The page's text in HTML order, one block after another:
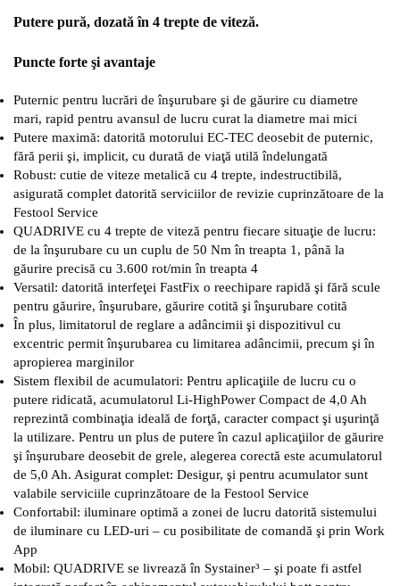
Putere pură, dozată în 4 trepte de viteză.
Puncte forte şi avantaje
Puternic pentru lucrări de înşurubare şi de găurire cu diametre
mari, rapid pentru avansul de lucru curat la diametre mai mici
Putere maximă: datorită motorului EC-TEC deosebit de puternic,
fără perii şi, implicit, cu durată de viaţă utilă îndelungată
Robust: cutie de viteze metalică cu 4 trepte, indestructibilă,
asigurată complet datorită serviciilor de revizie cuprinzătoare de la
Festool Service
QUADRIVE cu 4 trepte de viteză pentru fiecare situaţie de lucru:
de la înşurubare cu un cuplu de 50 Nm în treapta 1, până la
găurire precisă cu 3.600 rot/min în treapta 4
Versatil: datorită interfeţei FastFix o reechipare rapidă şi fără scule
pentru găurire, înşurubare, găurire cotită şi înşurubare cotită
În plus, limitatorul de reglare a adâncimii şi dispozitivul cu
excentric permit înşurubarea cu limitarea adâncimii, precum şi în
apropierea marginilor
Sistem flexibil de acumulatori: Pentru aplicaţiile de lucru cu o
putere ridicată, acumulatorul Li-HighPower Compact de 4,0 Ah
reprezintă combinaţia ideală de forţă, caracter compact şi uşurinţă
la utilizare. Pentru un plus de putere în cazul aplicaţiilor de găurire
şi înşurubare deosebit de grele, alegerea corectă este acumulatorul
de 5,0 Ah. Asigurat complet: Desigur, şi pentru acumulator sunt
valabile serviciile cuprinzătoare de la Festool Service
Confortabil: iluminare optimă a zonei de lucru datorită sistemului
de iluminare cu LED-uri – cu posibilitate de comandă şi prin Work
App
Mobil: QUADRIVE se livrează în Systainer³ – şi poate fi astfel